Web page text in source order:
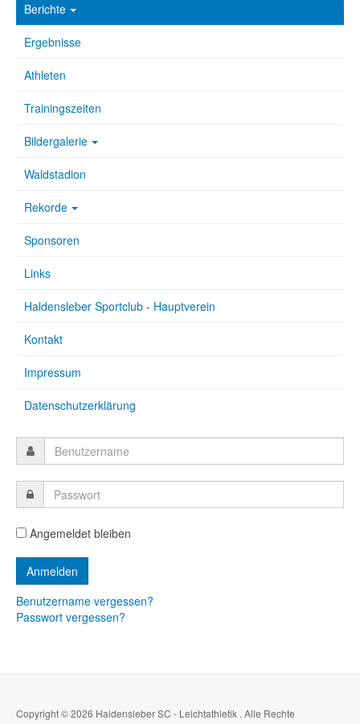
Berichte
Ergebnisse
Athleten
Trainingszeiten
Bildergalerie
Waldstadion
Rekorde
Sponsoren
Links
Haldensleber Sportclub - Hauptverein
Kontakt
Impressum
Datenschutzerklärung
Angemeldet bleiben
Benutzername vergessen?
Passwort vergessen?
Copyright © 2026 Haldensleber SC - Leichtathletik . Alle Rechte